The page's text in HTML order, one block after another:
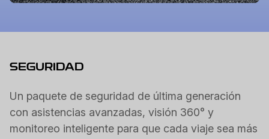
SEGURIDAD
Un paquete de seguridad de última generación
con asistencias avanzadas, visión 360° y
monitoreo inteligente para que cada viaje sea más